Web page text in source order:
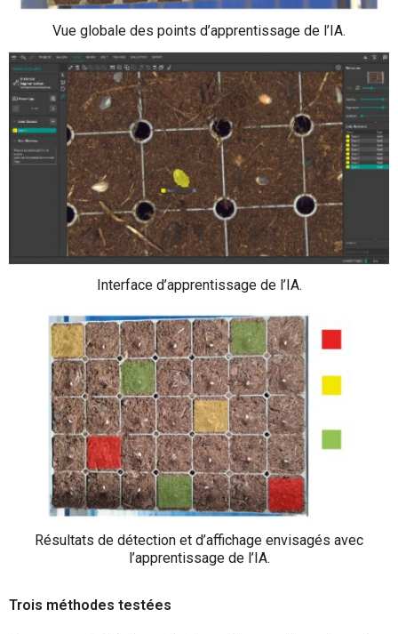
Vue globale des points d’apprentissage de l’IA.
Interface d’apprentissage de l’IA.
Résultats de détection et d’affichage envisagés avec
l’apprentissage de l’IA.
Trois méthodes testées